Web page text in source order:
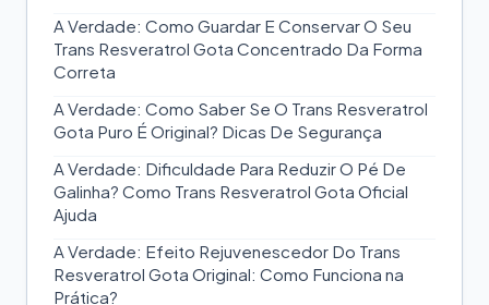
A Verdade: Como Guardar E Conservar O Seu
Trans Resveratrol Gota Concentrado Da Forma
Correta
A Verdade: Como Saber Se O Trans Resveratrol
Gota Puro É Original? Dicas De Segurança
A Verdade: Dificuldade Para Reduzir O Pé De
Galinha? Como Trans Resveratrol Gota Oficial
Ajuda
A Verdade: Efeito Rejuvenescedor Do Trans
Resveratrol Gota Original: Como Funciona na
Prática?